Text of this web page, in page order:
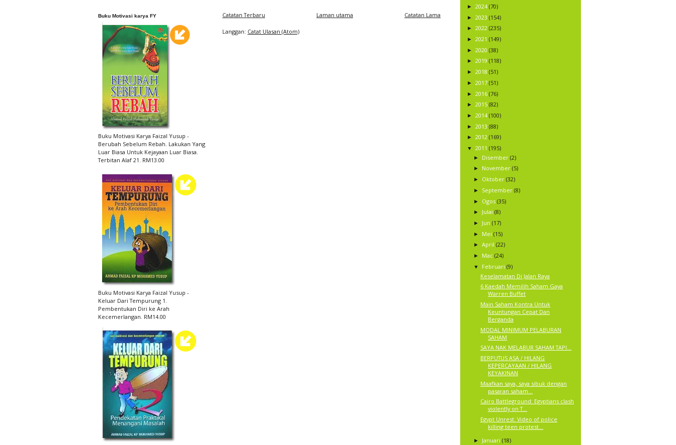
Buku Motivasi karya FY
Buku Motivasi Karya Faizal Yusup -
Berubah Sebelum Rebah. Lakukan Yang
Luar Biasa Untuk Kejayaan Luar Biasa.
Terbitan Alaf 21. RM13.00
Buku Motivasi Karya Faizal Yusup -
Keluar Dari Tempurung 1.
Pembentukan Diri ke Arah
Kecemerlangan. RM14.00
Catatan Terbaru Catatan Lama
Laman utama
Langgan: Catat Ulasan (Atom)
► 2024 (70)
► 2023 (154)
► 2022 (235)
► 2021 (149)
► 2020 (38)
► 2019 (118)
► 2018 (51)
► 2017 (51)
► 2016 (76)
► 2015 (82)
► 2014 (100)
► 2013 (88)
► 2012 (169)
▼ 2011 (195)
► Disember (2)
► November (5)
► Oktober (32)
► September (8)
► Ogos (35)
► Julai (8)
► Jun (17)
► Mei (15)
► April (22)
► Mac (24)
▼ Februari (9)
Keselamatan Di Jalan Raya
6 Kaedah Memilih Saham Gaya
Warren Buffet
Main Saham Kontra Untuk
Keuntungan Cepat Dan
Berganda
MODAL MINIMUM PELABURAN
SAHAM
SAYA NAK MELABUR SAHAM TAPI...
BERPUTUS ASA / HILANG
KEPERCAYAAN / HILANG
KEYAKINAN
Maafkan saya, saya sibuk dengan
pasaran saham...
Cairo Battleground: Egyptians clash
violently on T...
Egypt Unrest: Video of police
killing teen protest...
► Januari (18)